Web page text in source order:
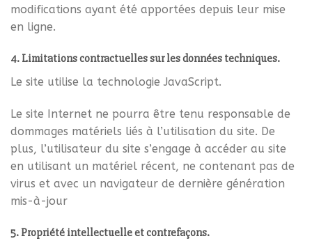
modifications ayant été apportées depuis leur mise
en ligne.
4. Limitations contractuelles sur les données techniques.
Le site utilise la technologie JavaScript.
Le site Internet ne pourra être tenu responsable de
dommages matériels liés à l’utilisation du site. De
plus, l’utilisateur du site s’engage à accéder au site
en utilisant un matériel récent, ne contenant pas de
virus et avec un navigateur de dernière génération
mis-à-jour
5. Propriété intellectuelle et contrefaçons.